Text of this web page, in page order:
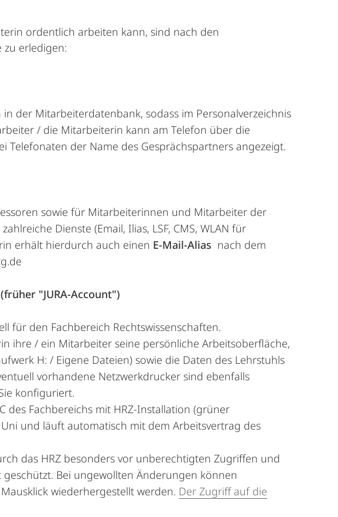
ordentlich arbeiten kann, sind nach den
erledigen:
der Mitarbeiterdatenbank, sodass im Personalverzeichnis
/ die Mitarbeiterin kann am Telefon über die
Telefonaten der Name des Gesprächspartners angezeigt.
sowie für Mitarbeiterinnen und Mitarbeiter der
Dienste (Email, Ilias, LSF, CMS, WLAN für
erhält hierdurch auch einen E-Mail-Alias nach dem
"JURA-Account")
für den Fachbereich Rechtswissenschaften.
ihre / ein Mitarbeiter seine persönliche Arbeitsoberfläche,
H: / Eigene Dateien) sowie die Daten des Lehrstuhls
vorhandene Netzwerkdrucker sind ebenfalls
konfiguriert.
Fachbereichs mit HRZ-Installation (grüner
und läuft automatisch mit dem Arbeitsvertrag des
das HRZ besonders vor unberechtigten Zugriffen und
Bei ungewollten Änderungen können
wiederhergestellt werden. Der Zugriff auf die